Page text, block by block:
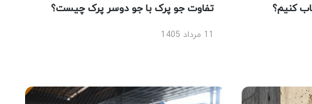
کنیم؟ تفاوت جو پرک با جو دوسر پرک چیست؟